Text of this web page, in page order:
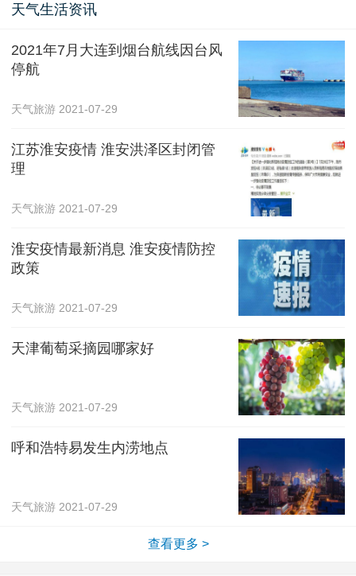
天气生活资讯
2021年7月大连到烟台航线因台风
停航
天气旅游 2021-07-29
江苏淮安疫情 淮安洪泽区封闭管
理
天气旅游 2021-07-29
淮安疫情最新消息 淮安疫情防控
政策
天气旅游 2021-07-29
天津葡萄采摘园哪家好
天气旅游 2021-07-29
呼和浩特易发生内涝地点
天气旅游 2021-07-29
查看更多 >